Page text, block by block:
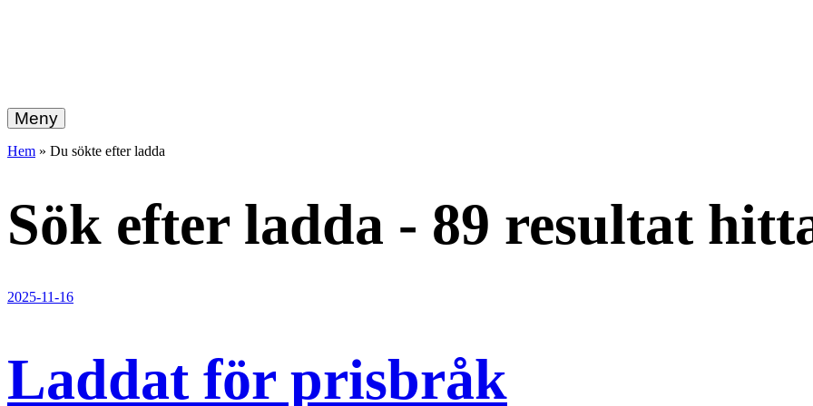
vidare
till
innehållet
energi
+
Meny
Hem » Du sökte efter ladda
Sök efter ladda - 89 resultat
2025-11-16
Laddat för prisbråk